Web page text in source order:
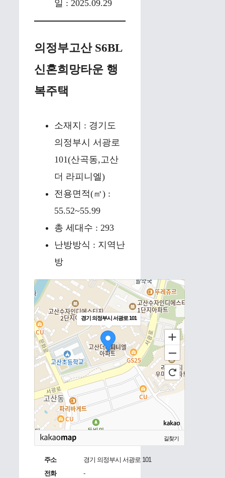
일 : 2025.09.29
의정부고산 S6BL
신혼희망타운 행
복주택
소재지 : 경기도
의정부시 서광로
101(산곡동,고산
더 라피니엘)
전용면적(㎡) :
55.52~55.99
총 세대수 : 293
난방방식 : 지역난
방
경기 의정부시 서광로 101
길찾기
주소
경기 의정부시 서광로 101
전화
-